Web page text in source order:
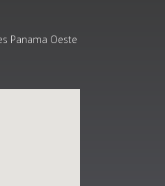
Panama Oeste